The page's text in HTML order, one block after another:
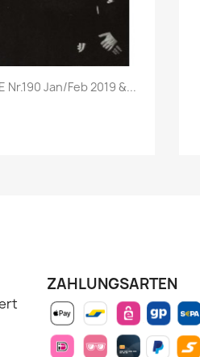
Vorschau
Nr.190 Jan/Feb 2019 &...
ZAHLUNGSARTEN